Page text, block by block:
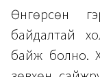
Өнгөрсөн
байдалтай
байж болно.